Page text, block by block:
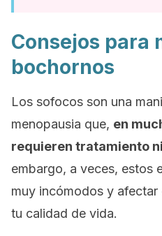
Consejos para
bochornos
Los sofocos son una
menopausia que, en
requieren tratamiento
embargo, a veces, estos
muy incómodos y
tu calidad de vida.